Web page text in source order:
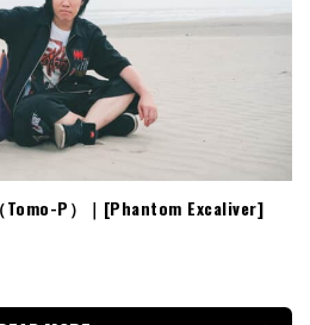
Tomo-P）｜[Phantom Excaliver]